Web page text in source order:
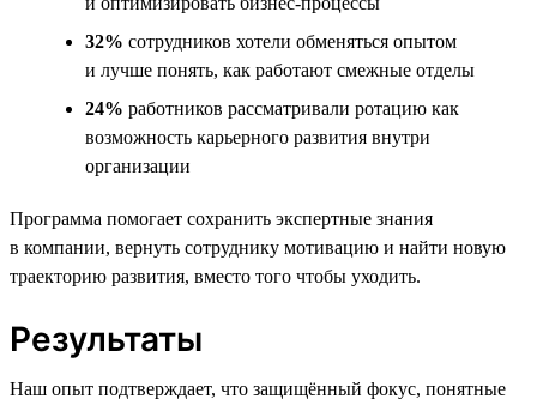
32% сотрудников хотели обменяться опытом
и лучше понять, как работают смежные отделы
24% работников рассматривали ротацию как
возможность карьерного развития внутри
организации
Программа помогает сохранить экспертные знания
в компании, вернуть сотруднику мотивацию и найти новую
траекторию развития, вместо того чтобы уходить.
Результаты
Наш опыт подтверждает, что защищённый фокус, понятные